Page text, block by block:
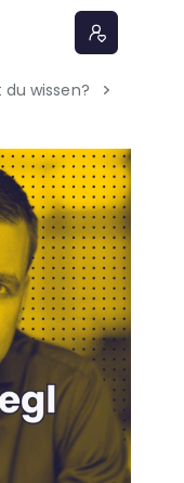
du wissen?